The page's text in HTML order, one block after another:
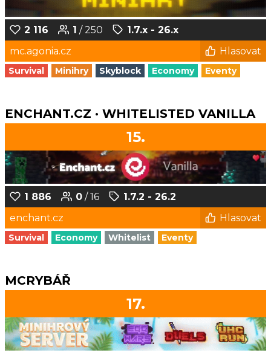
2 116 1 / 250
1.7.x - 26.x
mc.agonia.cz
Hlasovat
Survival Minihry Skyblock Economy Eventy
ENCHANT.CZ · WHITELISTED VANILLA
15.
1 886 0 / 16
1.7.2 - 26.2
enchant.cz
Hlasovat
Survival Economy Whitelist Eventy
MCRYBÁŘ
17.